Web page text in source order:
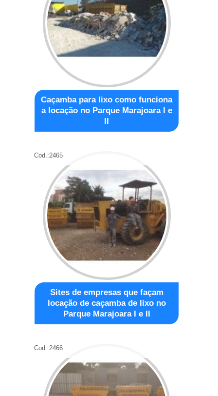
Caçamba para lixo como funciona
a locação no Parque Marajoara I e
II
Cod.:2465
Sites de empresas que façam
locação de caçamba de lixo no
Parque Marajoara I e II
Cod.:2466